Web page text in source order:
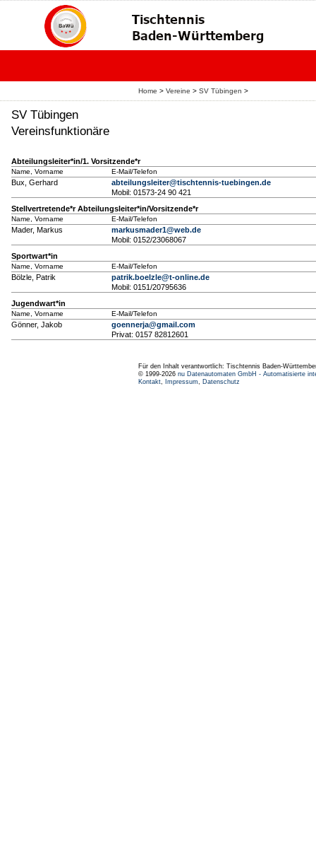
Home > Vereine > SV Tübingen >
SV Tübingen
Vereinsfunktionäre
Abteilungsleiter*in/1. Vorsitzende*r
Name, Vorname E-Mail/Telefon
Bux, Gerhard
abteilungsleiter@tischtennis-tuebingen.de
Mobil: 01573-24 90 421
Stellvertretende*r Abteilungsleiter*in/Vorsitzende*r
Name, Vorname E-Mail/Telefon
Mader, Markus
markusmader1@web.de
Mobil: 0152/23068067
Sportwart*in
Name, Vorname E-Mail/Telefon
Bölzle, Patrik
patrik.boelzle@t-online.de
Mobil: 0151/20795636
Jugendwart*in
Name, Vorname E-Mail/Telefon
Gönner, Jakob
goennerja@gmail.com
Privat: 0157 82812601
Für den Inhalt verantwortlich: Tischtennis Baden-
© 1999-2026 nu Datenautomaten GmbH - Automatisierte
Kontakt, Impressum, Datenschutz